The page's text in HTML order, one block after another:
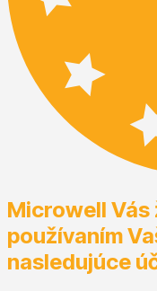
Microwell Vás
používaním
nasledujúce